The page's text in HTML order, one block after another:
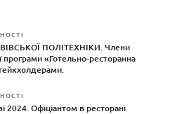
ПОЛІТЕХНІКИ. Члени
програми «Готельно-ресторанна
2024. Офіціантом в ресторані